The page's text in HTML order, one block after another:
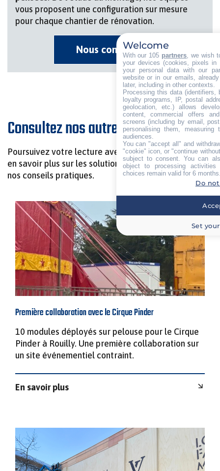
vous proposent une configuration sur mesure
pour chaque chantier de rénovation.
Nous contacter
Consultez nos autres articles
Poursuivez votre lecture avec d’autres articles pour
en savoir plus sur les solutions Allomat ou découvrir
nos conseils pratiques.
Première collaboration avec le Cirque Pinder
10 modules déployés sur pelouse pour le Cirque
Pinder à Rouilly. Une première collaboration sur
un site événementiel contraint.
En savoir plus
Welcome
With our 105 partners , we wish
your devices (cookies, pixels
your personal data with our
website or in our emails,
later, including in other contexts.
Processing this data (identifiers,
loyalty programs, IP, postal
geolocation, etc.) allows
content, commercial offers
screens (including by email,
personalising them, measuring
audiences.
You can "accept all" and
"cookie" icon, or "continue
subject to consent. You can
object to processing
choices remain valid for 6
Do
Set